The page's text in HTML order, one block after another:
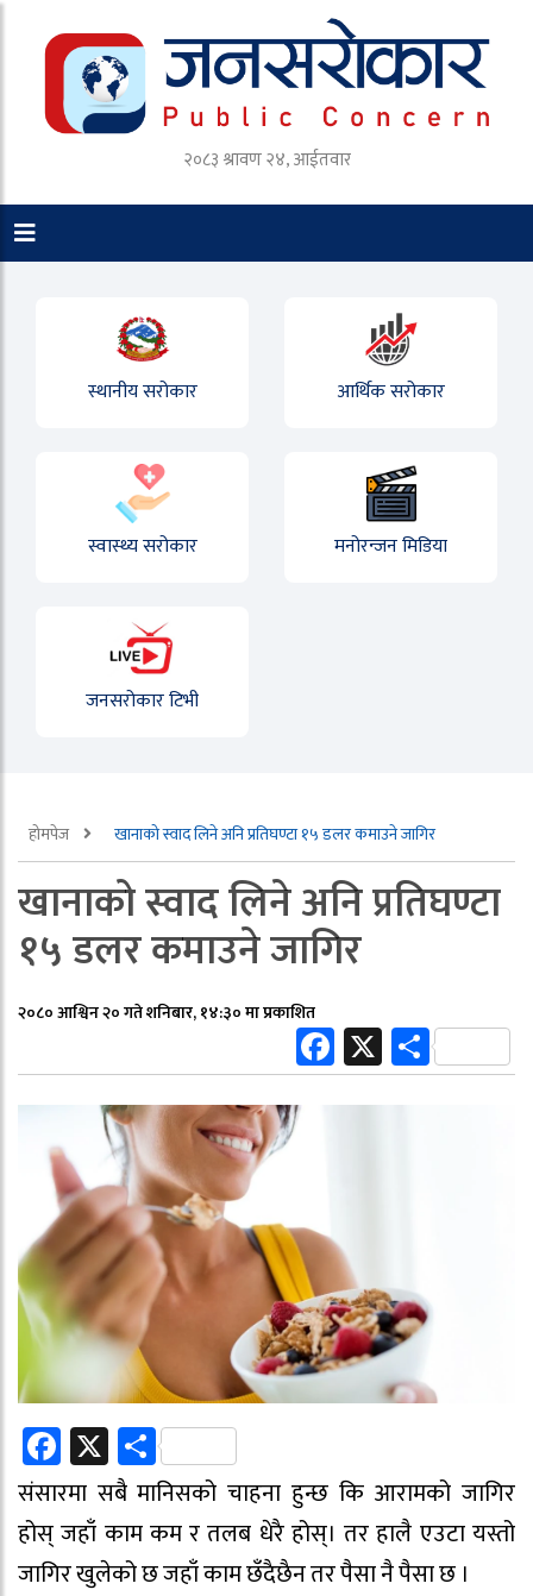
२०८३ श्रावण २४, आईतवार
स्थानीय सरोकार आर्थिक सरोकार
स्वास्थ्य सरोकार मनोरन्जन मिडिया
जनसरोकार टिभी
होमपेज खानाको स्वाद लिने अनि प्रतिघण्टा १५ डलर कमाउने जागिर
खानाको स्वाद लिने अनि प्रतिघण्टा
१५ डलर कमाउने जागिर
२०८० आश्विन २० गते शनिबार, १४:३० मा प्रकाशित
Facebook
XShare
Facebook
X Share
संसारमा सबै मानिसको चाहना हुन्छ कि आरामको जागिर
होस् जहाँ काम कम र तलब धेरै होस्। तर हालै एउटा यस्तो
जागिर खुलेको छ जहाँ काम छँदैछैन तर पैसा नै पैसा छ ।